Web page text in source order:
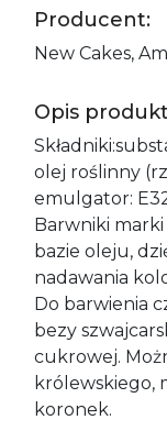
Producent:
New Cakes,
Opis
olej roślinny
emulgator:
Barwniki
bazie oleju,
nadawania
Do barwienia
bezy
cukrowej.
królewskiego,
koronek.